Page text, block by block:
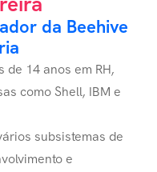
da Beehive
de 14 anos em RH,
como Shell, IBM e
subsistemas de
e